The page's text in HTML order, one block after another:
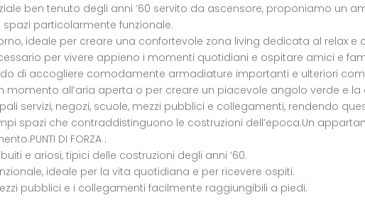
ben tenuto degli anni ’60 servito da ascensore, proponiamo un
particolarmente funzionale.
ideale per creare una confortevole zona living dedicata al relax e
per vivere appieno i momenti quotidiani e ospitare amici e
di accogliere comodamente armadiature importanti e ulteriori
all’aria aperta o per creare un piacevole angolo verde e la
servizi, negozi, scuole, mezzi pubblici e collegamenti, rendendo
spazi che contraddistinguono le costruzioni dell’epoca.Un
DI FORZA :
e ariosi, tipici delle costruzioni degli anni ’60.
ideale per la vita quotidiana e per ricevere ospiti.
pubblici e i collegamenti facilmente raggiungibili a piedi.